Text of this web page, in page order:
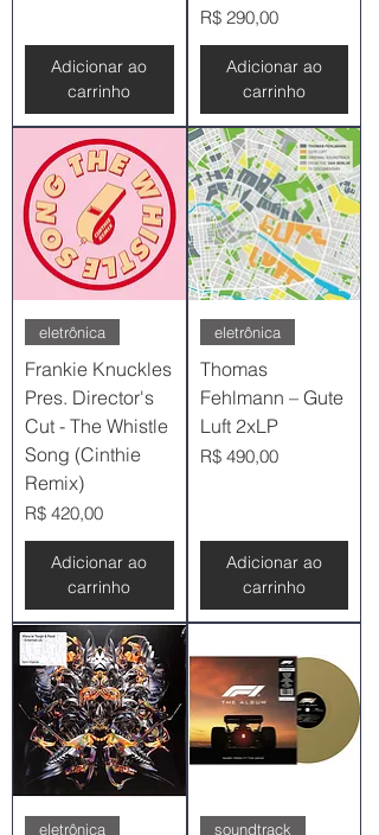
Adicionar ao
carrinho
Preço
R$ 290,00
Adicionar ao
carrinho
eletrônica
Frankie Knuckles
Pres. Director's
Cut - The Whistle
Song (Cinthie
Remix)
Preço
R$ 420,00
Adicionar ao
carrinho
eletrônica
Thomas
Fehlmann – Gute
Luft 2xLP
Preço
R$ 490,00
Adicionar ao
carrinho
eletrônica soundtrack